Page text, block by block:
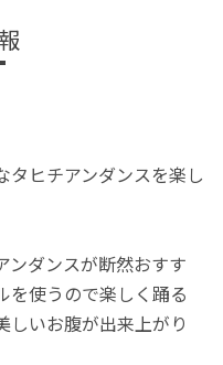
タヒチアンダンスを楽し
ンダンスが断然おすす
を使うので楽しく踊る
しいお腹が出来上がり